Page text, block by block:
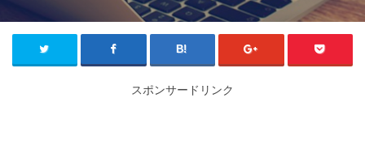
スポンサードリンク